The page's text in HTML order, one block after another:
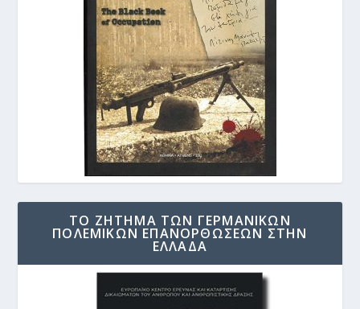
ΤΟ ΖΗΤΗΜΑ ΤΩΝ ΓΕΡΜΑΝΙΚΩΝ
ΠΟΛΕΜΙΚΩΝ ΕΠΑΝΟΡΘΩΣΕΩΝ ΣΤΗΝ
ΕΛΛΑΔΑ